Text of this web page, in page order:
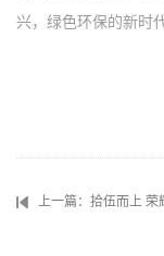
兴，绿色环保的新时代